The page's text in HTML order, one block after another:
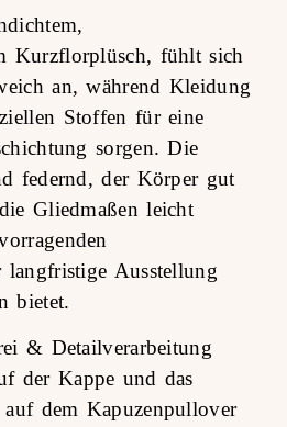
Kurzflorplüsch, fühlt sich
an, während Kleidung
Stoffen für eine
sorgen. Die
federnd, der Körper gut
Gliedmaßen leicht
Ausstellung
bietet.
& Detailverarbeitung
der Kappe und das
dem Kapuzenpullover